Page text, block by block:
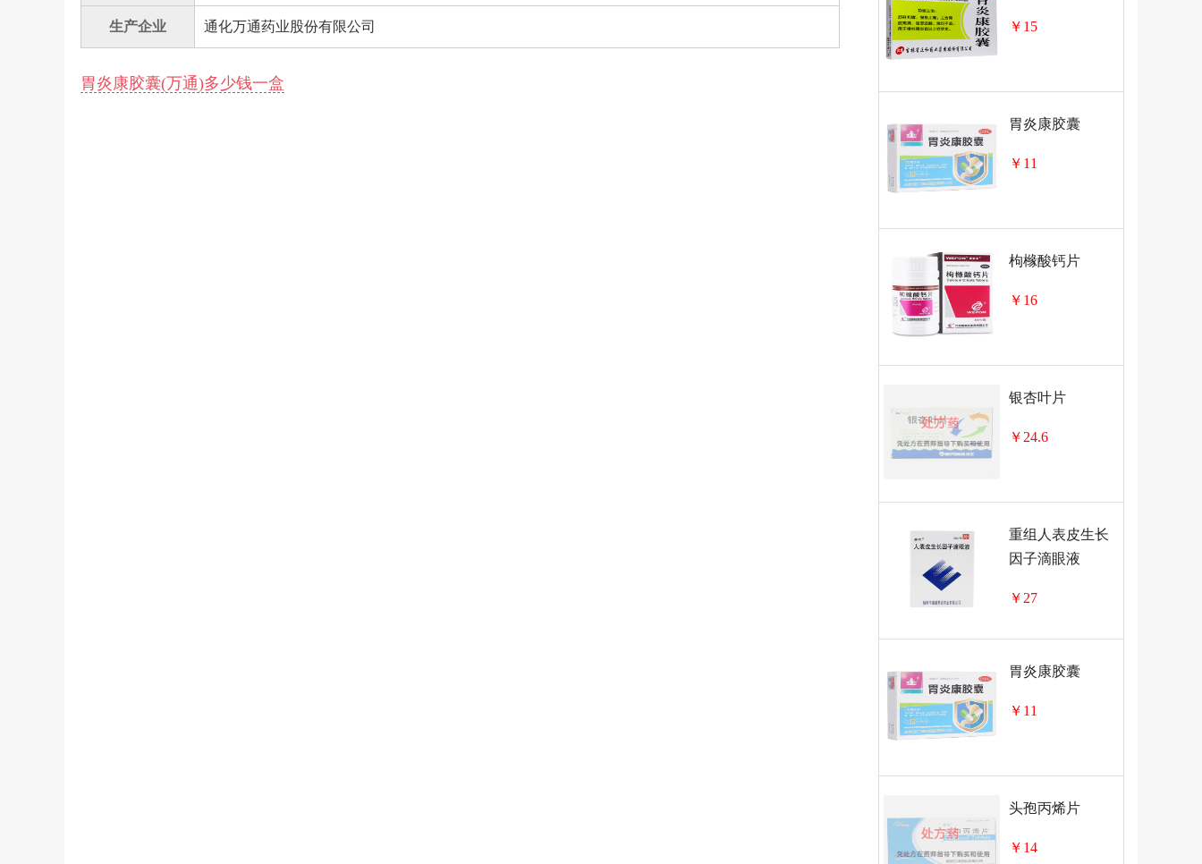
生产企业 通化万通药业股份有限公司
胃炎康胶囊(万通)多少钱一盒
￥15
胃炎康胶囊
￥11
枸橼酸钙片
￥16
银杏叶片
￥24.6
重组人表皮生长
因子滴眼液
￥27
胃炎康胶囊
￥11
头孢丙烯片
￥14